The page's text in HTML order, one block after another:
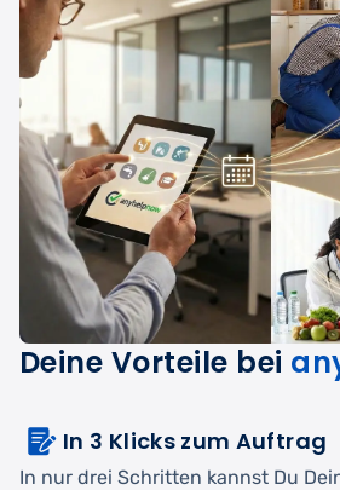
Deine Vorteile bei
In 3 Klicks zum Auftrag
In nur drei Schritten kannst Du